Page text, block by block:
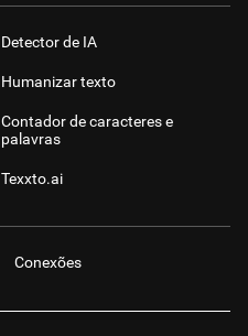
Detector de IA
Humanizar texto
Contador de caracteres e
palavras
Texxto.ai
Conexões